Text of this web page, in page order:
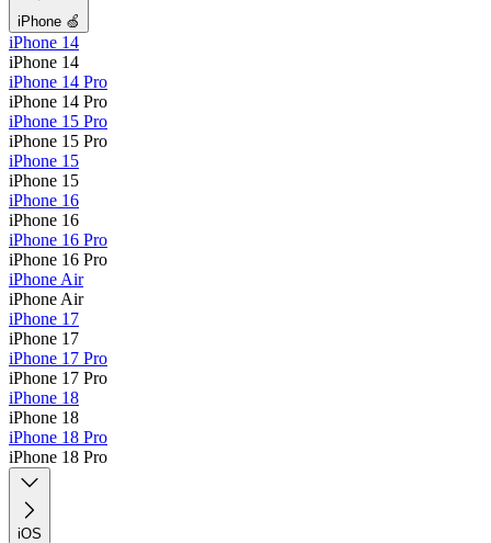
iPhone 🍏
iPhone 14
iPhone 14
iPhone 14 Pro
iPhone 14 Pro
iPhone 15 Pro
iPhone 15 Pro
iPhone 15
iPhone 15
iPhone 16
iPhone 16
iPhone 16 Pro
iPhone 16 Pro
iPhone Air
iPhone Air
iPhone 17
iPhone 17
iPhone 17 Pro
iPhone 17 Pro
iPhone 18
iPhone 18
iPhone 18 Pro
iPhone 18 Pro
iOS